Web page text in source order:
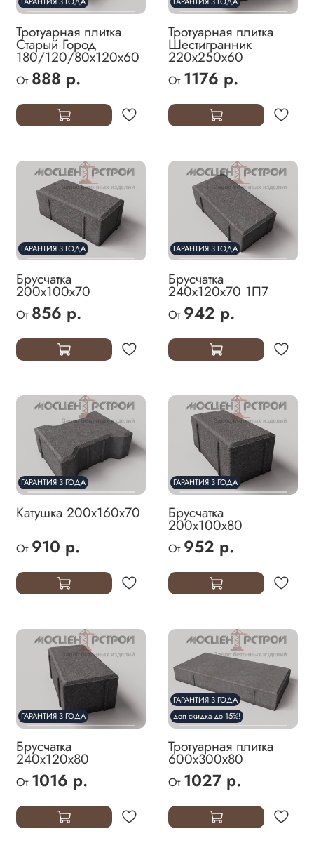
Тротуарная плитка
Старый Город
180/120/80х120х60
От 888 р.
Тротуарная плитка
Шестигранник
220х250х60
От 1176 р.
ГАРАНТИЯ 3 ГОДА
Брусчатка
200х100х70
От 856 р.
ГАРАНТИЯ 3 ГОДА
Брусчатка
240х120х70 1П7
От 942 р.
ГАРАНТИЯ 3 ГОДА
Катушка 200х160х70
От 910 р.
ГАРАНТИЯ 3 ГОДА
Брусчатка
200х100х80
От 952 р.
ГАРАНТИЯ 3 ГОДА
Брусчатка
240х120х80
От 1016 р.
ГАРАНТИЯ 3 ГОДА
доп скидка до 15%!
Тротуарная плитка
600х300х80
От 1027 р.